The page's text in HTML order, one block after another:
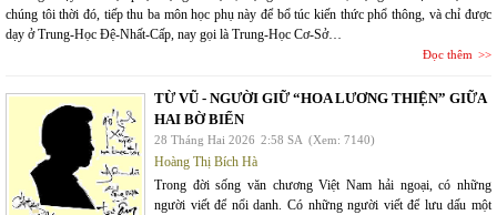
chúng tôi thời đó, tiếp thu ba môn học phụ này để bổ túc kiến thức phổ thông, và chỉ được
dạy ở Trung-Học Đệ-Nhất-Cấp, nay gọi là Trung-Học Cơ-Sở…
Đọc thêm
TỪ VŨ - NGƯỜI GIỮ “HOA LƯƠNG THIỆN” GIỮA
HAI BỜ BIỂN
28 Tháng Hai 2026 2:58 SA (Xem: 7140)
Hoàng Thị Bích Hà
Trong đời sống văn chương Việt Nam hải ngoại, có những
người viết để nổi danh. Có những người viết để lưu dấu một